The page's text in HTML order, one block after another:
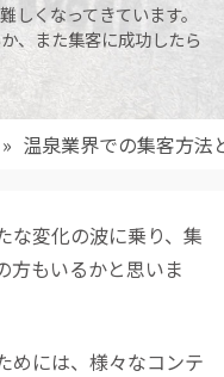
しくなってきています。
、また集客に成功したら
» 温泉業界での集客方法
な変化の波に乗り、集
方もいるかと思いま
めには、様々なコンテ